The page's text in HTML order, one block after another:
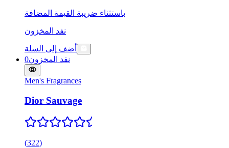
باستثناء ضريبة القيمة المضافة
نفد المخزون
أضف إلى السلة
نفد المخزون0
Men's Fragrances
Dior Sauvage
(322)